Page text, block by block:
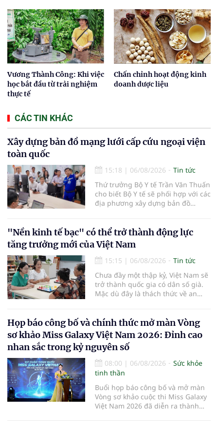
Vương Thành Công: Khi việc
học bắt đầu từ trải nghiệm
thực tế
Chấn chỉnh hoạt động kinh
doanh dược liệu
CÁC TIN KHÁC
Xây dựng bản đồ mạng lưới cấp cứu ngoại viện
toàn quốc
15:18 | 06/08/2026
Tin tức
Thứ trưởng Bộ Y tế Trần Văn Thuấn
cho biết Bộ Y tế sẽ phối hợp với các
địa phương xây dựng bản đồ
thiện cơ chế tài chính và đa dạng
hóa phương tiện nhằm nâng cao
năng lực cấp cứu trước viện trên
phạm vi cả nước.
"Nền kinh tế bạc" có thể trở thành động lực
tăng trưởng mới của Việt Nam
15:15 | 06/08/2026
Tin tức
Chưa đầy một thập kỷ, Việt Nam sẽ
trở thành quốc gia có dân số già.
Mặc dù đây là thách thức về an
có giá trị hàng tỷ USD.
Họp báo công bố và chính thức mở màn Vòng
sơ khảo Miss Galaxy Việt Nam 2026: Đỉnh cao
nhan sắc trong kỷ nguyên số
08:00 | 06/08/2026
Sức khỏe
tinh thần
Buổi họp báo công bố và mở màn
Vòng sơ khảo cuộc thi Miss Galaxy
Việt Nam 2026 đã diễn ra thành